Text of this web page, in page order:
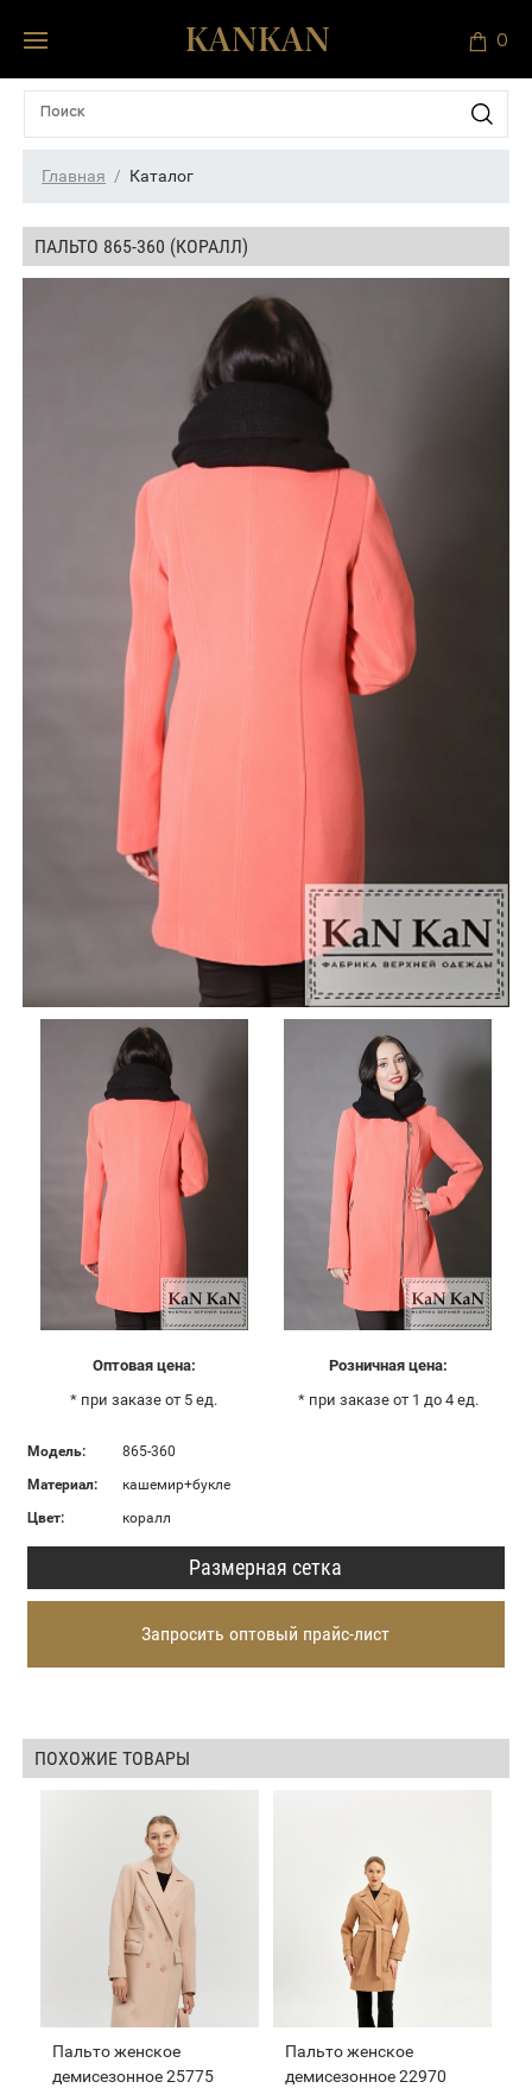
0
Главная Каталог
ПАЛЬТО 865-360 (КОРАЛЛ)
Оптовая цена:
* при заказе от 5 ед.
Розничная цена:
* при заказе от 1 до 4 ед.
Модель:
865-360
Материал:
кашемир+букле
Цвет:
коралл
Размерная сетка
Запросить оптовый прайс-лист
ПОХОЖИЕ ТОВАРЫ
Пальто женское
демисезонное 25775
Пальто женское
демисезонное 22970